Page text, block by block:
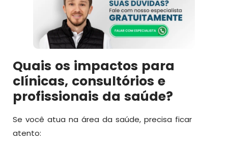
Quais os impactos para
clínicas, consultórios e
profissionais da saúde?
Se você atua na área da saúde, precisa ficar
atento: